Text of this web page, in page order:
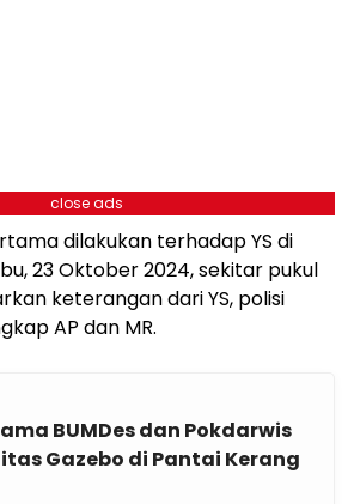
close ads
dilakukan terhadap YS di
23 Oktober 2024, sekitar pukul
keterangan dari YS, polisi
AP dan MR.
BUMDes dan Pokdarwis
Gazebo di Pantai Kerang